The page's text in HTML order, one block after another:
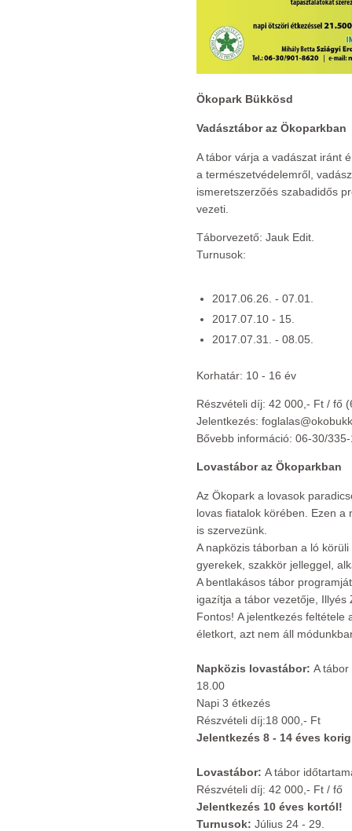
Ökopark Bükkösd
Vadásztábor az Ökoparkban
A tábor várja a vadászat iránt
a természetvédelemről,
ismeretszerzőés szabadidős
vezeti.
Táborvezető: Jauk Edit.
Turnusok:
2017.06.26. - 07.01.
2017.07.10 - 15.
2017.07.31. - 08.05.
Korhatár: 10 - 16 év
Részvételi díj: 42 000,- Ft / fő
Jelentkezés:
Bővebb információ: 06-30/
Lovastábor az Ökoparkban
Az Ökopark a lovasok
lovas fiatalok körében. Ezen a
is szervezünk.
A napközis táborban a ló
gyerekek, szakkör jelleggel,
A bentlakásos tábor
igazítja a tábor vezetője, Illyés
Fontos! A jelentkezés feltétele
életkort, azt nem áll
Napközis lovastábor: A
18.00
Napi 3 étkezés
Részvételi díj:18 000,- Ft
Jelentkezés 8 - 14 éves
Lovastábor: A tábor
Részvételi díj: 42 000,- Ft / fő
Jelentkezés 10 éves kortól!
Turnusok: Július 24 - 29.